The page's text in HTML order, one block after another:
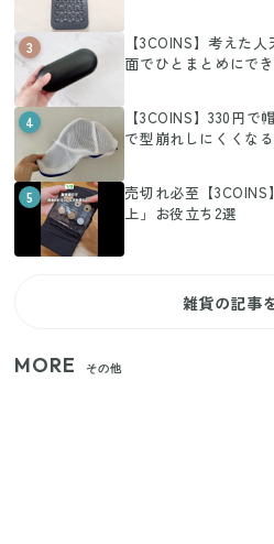
3
【3COINS】考えた
面でひとまとめにで
4
【3COINS】330円
で型崩れしにくくな
5
売切れ必至【
上」お役立ち2選
雑貨の記事
MORE その他